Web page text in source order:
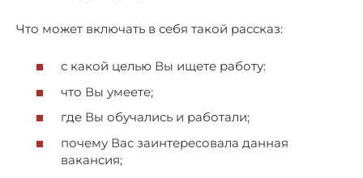
Что может включать в себя такой рассказ:
с какой целью Вы ищете работу:
что Вы умеете;
где Вы обучались и работали;
почему Вас заинтересовала данная
вакансия;